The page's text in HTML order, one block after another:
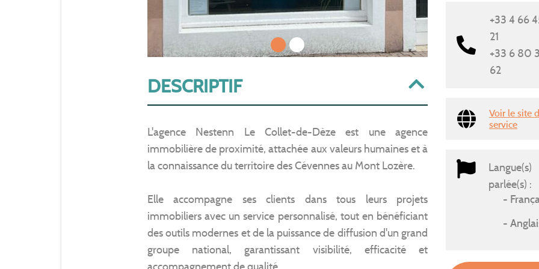
DESCRIPTIF
L'agence Nestenn Le Collet-de-Dèze est une agence
immobilière de proximité, attachée aux valeurs humaines et à
la connaissance du territoire des Cévennes au Mont Lozère.
Elle accompagne ses clients dans tous leurs projets
immobiliers avec un service personnalisé, tout en bénéficiant
des outils modernes et de la puissance de diffusion d'un grand
groupe national, garantissant visibilité, efficacité et
accompagnement de qualité.
+33 4 66
21
+33 6 80
62
Voir le site
service
Langue(s)
parlée(s) :